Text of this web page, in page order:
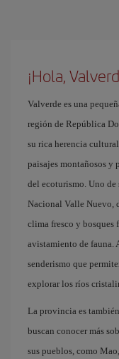
¡Hola,
Valverde es una
región de República
su rica herencia
paisajes montañosos y
del ecoturismo. Uno de
Nacional Valle Nuevo,
clima fresco y bosques
avistamiento de fauna.
senderismo que
explorar los ríos
La provincia es
buscan conocer más
sus pueblos, como